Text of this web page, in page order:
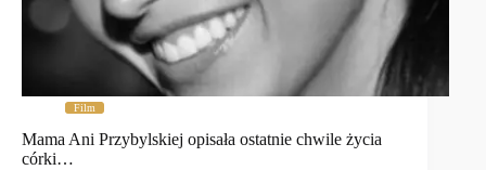
Film
Mama Ani Przybylskiej opisała ostatnie chwile życia
córki…